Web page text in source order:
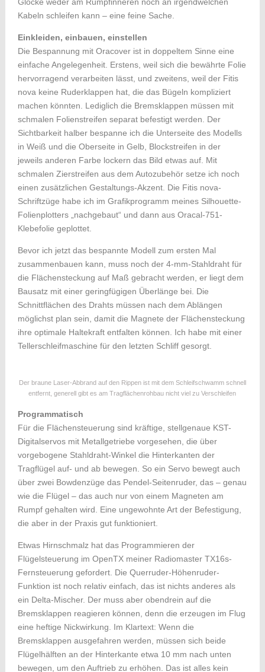
Kabeln schleifen kann – eine feine Sache.
Einkleiden, einbauen, einstellen
Die Bespannung mit Oracover ist in doppeltem Sinne eine
einfache Angelegenheit. Erstens, weil sich die bewährte Folie
hervorragend verarbeiten lässt, und zweitens, weil der Fitis
nova keine Ruderklappen hat, die das Bügeln kompliziert
machen könnten. Lediglich die Bremsklappen müssen mit
schmalen Folienstreifen separat befestigt werden. Der
Sichtbarkeit halber bespanne ich die Unterseite des Modells
in Weiß und die Oberseite in Gelb, Blockstreifen in der
jeweils anderen Farbe lockern das Bild etwas auf. Mit
schmalen Zierstreifen aus dem Autozubehör setze ich noch
einen zusätzlichen Gestaltungs-Akzent. Die Fitis nova-
Schriftzüge habe ich im Grafikprogramm meines Silhouette-
Folienplotters „nachgebaut“ und dann aus Oracal-751-
Klebefolie geplottet.
Bevor ich jetzt das bespannte Modell zum ersten Mal
zusammenbauen kann, muss noch der 4-mm-Stahldraht für
die Flächensteckung auf Maß gebracht werden, er liegt dem
Bausatz mit einer geringfügigen Überlänge bei. Die
Schnittflächen des Drahts müssen nach dem Ablängen
möglichst plan sein, damit die Magnete der Flächensteckung
ihre optimale Haltekraft entfalten können. Ich habe mit einer
Tellerschleifmaschine für den letzten Schliff gesorgt.
Der braune Laser-Abbrand auf den Rippen ist mit dem Schleifschwamm schnell
entfernt, generell gibt es am Tragflächenrohbau nicht viel zu Verschleifen
Programmatisch
Für die Flächensteuerung sind kräftige, stellgenaue KST-
Digitalservos mit Metallgetriebe vorgesehen, die über
vorgebogene Stahldraht-Winkel die Hinterkanten der
Tragflügel auf- und ab bewegen. So ein Servo bewegt auch
über zwei Bowdenzüge das Pendel-Seitenruder, das – genau
wie die Flügel – das auch nur von einem Magneten am
Rumpf gehalten wird. Eine ungewohnte Art der Befestigung,
die aber in der Praxis gut funktioniert.
Etwas Hirnschmalz hat das Programmieren der
Flügelsteuerung im OpenTX meiner Radiomaster TX16s-
Fernsteuerung gefordert. Die Querruder-Höhenruder-
Funktion ist noch relativ einfach, das ist nichts anderes als
ein Delta-Mischer. Der muss aber obendrein auf die
Bremsklappen reagieren können, denn die erzeugen im Flug
eine heftige Nickwirkung. Im Klartext: Wenn die
Bremsklappen ausgefahren werden, müssen sich beide
Flügelhälften an der Hinterkante etwa 10 mm nach unten
bewegen, um den Auftrieb zu erhöhen. Das ist alles kein